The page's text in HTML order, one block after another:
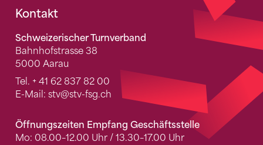
Fusszeile
Kontakt
Schweizerischer Turnverband
Bahnhofstrasse 38
5000 Aarau
Tel. + 41 62 837 82 00
E-Mail: stv@stv-fsg.ch
Öffnungszeiten Empfang Geschäftsstelle
Mo: 08.00–12.00 Uhr / 13.30–17.00 Uhr